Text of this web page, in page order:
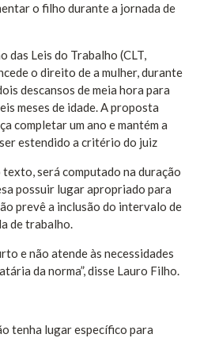
o filho durante a jornada de
das Leis do Trabalho (CLT,
o direito de a mulher, durante
descansos de meia hora para
meses de idade. A proposta
completar um ano e mantém a
estendido a critério do juiz
será computado na duração
possuir lugar apropriado para
prevê a inclusão do intervalo de
de trabalho.
e não atende às necessidades
da norma”, disse Lauro Filho.
tenha lugar específico para